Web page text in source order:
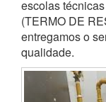
escolas
(TERMO DE
entregamos o
qualidade.